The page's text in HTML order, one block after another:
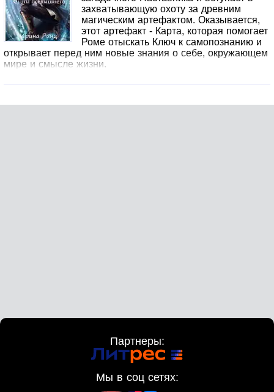
захватывающую охоту за древним
магическим артефактом. Оказывается,
этот артефакт - Карта, которая помогает
Роме отыскать Ключ к самопознанию и
открывает перед ним новые знания о себе, окружающем
мире и смысле жизни.
Партнеры:
Мы в соц сетях: